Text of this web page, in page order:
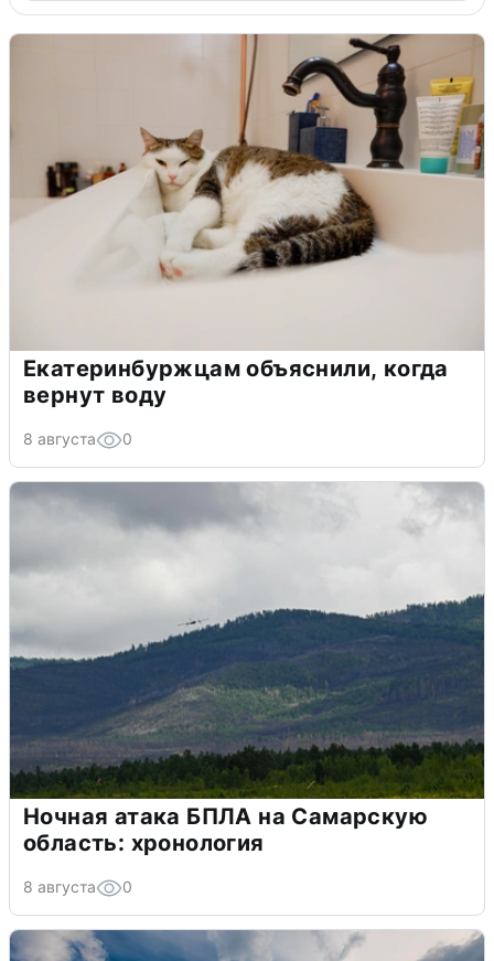
Екатеринбуржцам объяснили, когда
вернут воду
8 августа 0
Ночная атака БПЛА на Самарскую
область: хронология
8 августа 0